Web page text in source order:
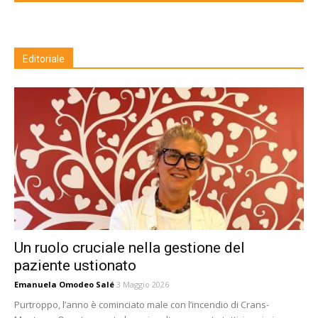
Editoriale
Un ruolo cruciale nella gestione del
paziente ustionato
Emanuela Omodeo Salé 3 Maggio 2026
Purtroppo, l’anno è cominciato male con l’incendio di Crans-